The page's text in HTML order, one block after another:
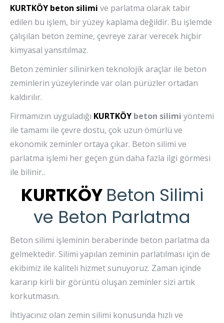
KURTKÖY beton silimi ve parlatma olarak tabir
edilen bu işlem, bir yüzey kaplama değildir. Bu işlemde
çalışılan beton zemine, çevreye zarar verecek hiçbir
kimyasal yansıtılmaz.
Beton zeminler silinirken teknolojik araçlar ile beton
zeminlerin yüzeylerinde var olan pürüzler ortadan
kaldırılır.
Firmamızın uyguladığı KURTKÖY beton silimi yöntemi
ile tamamı ile çevre dostu, çok uzun ömürlü ve
ekonomik zeminler ortaya çıkar. Beton silimi ve
parlatma işlemi her geçen gün daha fazla ilgi görmesi
ile bilinir..
KURTKÖY Beton Silimi
ve Beton Parlatma
Beton silimi işleminin beraberinde beton parlatma da
gelmektedir. Silimi yapılan zeminin parlatılması için de
ekibimiz ile kaliteli hizmet sunuyoruz. Zaman içinde
kararıp kirli bir görüntü oluşan zeminler sizi artık
korkutmasın.
İhtiyacınız olan zemin silimi konusunda hızlı ve